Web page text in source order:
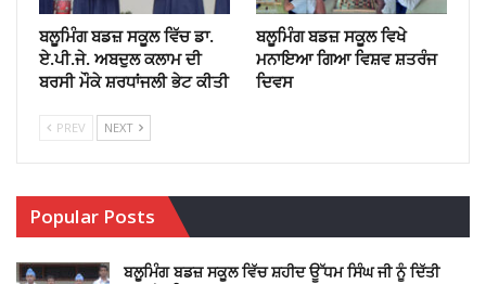
ਬਲੂਮਿੰਗ ਬਡਜ਼ ਸਕੂਲ ਵਿੱਚ ਡਾ.
ਏ.ਪੀ.ਜੇ. ਅਬਦੁਲ ਕਲਾਮ ਦੀ
ਬਰਸੀ ਮੌਕੇ ਸ਼ਰਧਾਂਜਲੀ ਭੇਟ ਕੀਤੀ
ਬਲੂਮਿੰਗ ਬਡਜ਼ ਸਕੂਲ ਵਿਖੇ
ਮਨਾਇਆ ਗਿਆ ਵਿਸ਼ਵ ਸ਼ਤਰੰਜ
ਦਿਵਸ
PREV NEXT
Popular Posts
ਬਲੂਮਿੰਗ ਬਡਜ਼ ਸਕੂਲ ਵਿੱਚ ਸ਼ਹੀਦ ਊੱਧਮ ਸਿੰਘ ਜੀ ਨੂੰ ਦਿੱਤੀ